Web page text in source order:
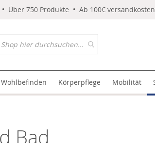
Über 750 Produkte • Ab 100€
Wohlbefinden Körperpflege Mobilität
Bad